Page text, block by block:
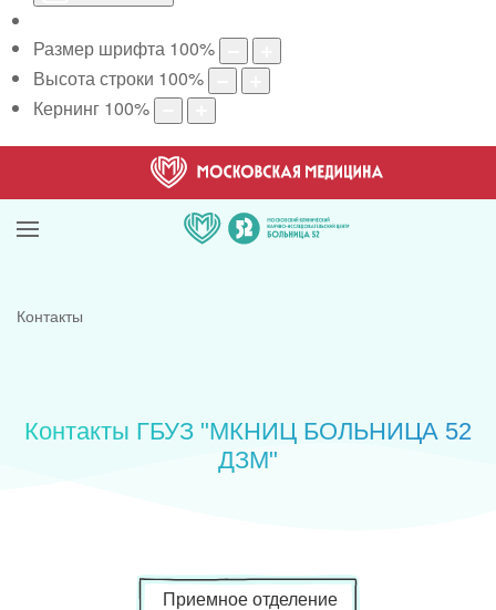
Размер шрифта 100%
Высота строки 100%
Кернинг 100%
Контакты
Контакты ГБУЗ "МКНИЦ БОЛЬНИЦА 52
ДЗМ"
Приемное отделение